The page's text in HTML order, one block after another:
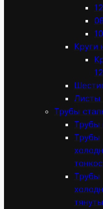
Круги
Трубы
Трубы
Трубы
Трубы